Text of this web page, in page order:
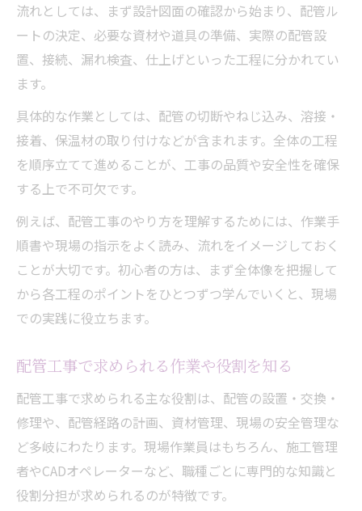
水道やガス配管工事のポイント徹底解説
水道配管工事の基礎知識と重要ポイント
ガス配管工事で注意すべき安全対策とは
徴
配管工事で使われる水道・ガスの道具一覧
水道配管工事の具体的作業例と流れ紹介
配管工事に必要な主な資格と取得の流れ
配管工事の資格取得で学ぶ基礎知識とは
配管工事資格の種類と選び方のポイント
配管工事で役立つ資格勉強法と合格対策
配管工事ならではのきつさとやりがいを知る
配管工事の現場できついポイントと対策法
配管工事のやりがいと達成感を実体験から
紹介
配管工事がきついと感じる理由と乗り越え
方
流れとしては、まず設計図面の確認から始まり、配管ル
ートの決定、必要な資材や道具の準備、実際の配管設
置、接続、漏れ検査、仕上げといった工程に分かれてい
ます。
具体的な作業としては、配管の切断やねじ込み、溶接・
接着、保温材の取り付けなどが含まれます。全体の工程
を順序立てて進めることが、工事の品質や安全性を確保
する上で不可欠です。
例えば、配管工事のやり方を理解するためには、作業手
順書や現場の指示をよく読み、流れをイメージしておく
ことが大切です。初心者の方は、まず全体像を把握して
から各工程のポイントをひとつずつ学んでいくと、現場
での実践に役立ちます。
配管工事で求められる作業や役割を知る
配管工事で求められる主な役割は、配管の設置・交換・
修理や、配管経路の計画、資材管理、現場の安全管理な
ど多岐にわたります。現場作業員はもちろん、施工管理
者やCADオペレーターなど、職種ごとに専門的な知識と
役割分担が求められるのが特徴です。